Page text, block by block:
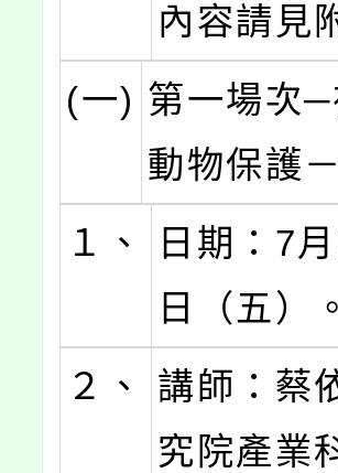
內容請見
(一) 第一場次
動物保護
１、
日期：7
日（五）。
２、
講師：蔡
究院產業